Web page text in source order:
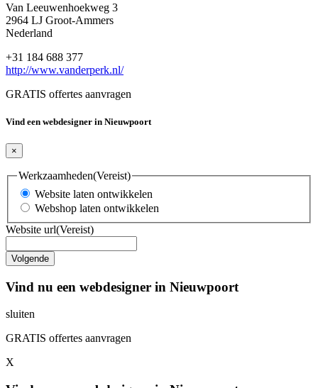
Van Leeuwenhoekweg 3
2964 LJ Groot-Ammers
Nederland
+31 184 688 377
http://www.vanderperk.nl/
GRATIS offertes aanvragen
Vind een webdesigner in Nieuwpoort
×
Werkzaamheden(Vereist)
Website laten ontwikkelen
Webshop laten ontwikkelen
Website url(Vereist)
Vind nu een webdesigner in Nieuwpoort
sluiten
GRATIS offertes aanvragen
X